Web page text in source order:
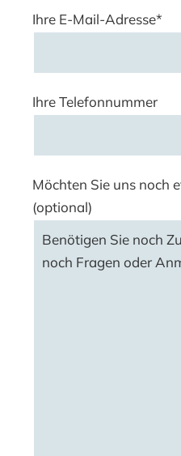
Ihre E-Mail-Adresse*
Ihre Telefonnummer
Möchten Sie uns noch
(optional)